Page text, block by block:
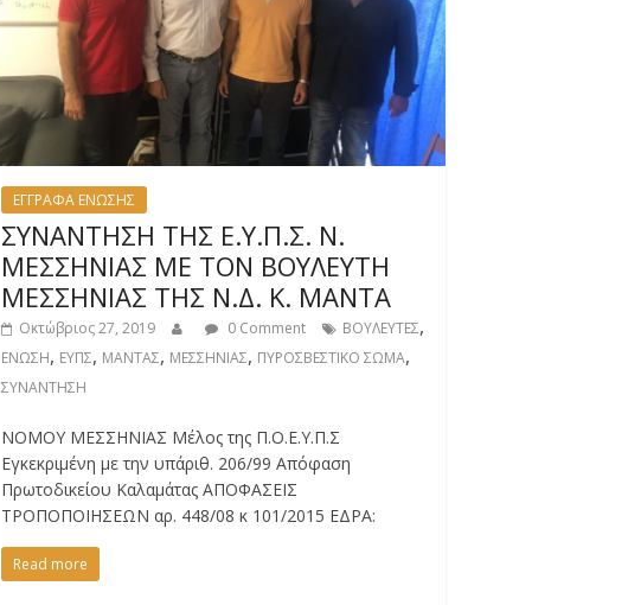
ΕΓΓΡΑΦΑ ΕΝΩΣΗΣ
ΣΥΝΑΝΤΗΣΗ ΤΗΣ Ε.Υ.Π.Σ. Ν.
ΜΕΣΣΗΝΙΑΣ ΜΕ ΤΟΝ ΒΟΥΛΕΥΤΗ
ΜΕΣΣΗΝΙΑΣ ΤΗΣ Ν.Δ. Κ. ΜΑΝΤΑ
Οκτώβριος 27, 2019 0 Comment ΒΟΥΛΕΥΤΕΣ,
ΕΝΩΣΗ, ΕΥΠΣ, ΜΑΝΤΑΣ, ΜΕΣΣΗΝΙΑΣ, ΠΥΡΟΣΒΕΣΤΙΚΟ ΣΩΜΑ,
ΣΥΝΑΝΤΗΣΗ
ΝΟΜΟΥ ΜΕΣΣΗΝΙΑΣ Μέλος της Π.Ο.Ε.Υ.Π.Σ
Εγκεκριμένη με την υπ΄αριθ. 206/99 Απόφαση
Πρωτοδικείου Καλαμάτας ΑΠΟΦΑΣΕΙΣ
ΤΡΟΠΟΠΟΙΗΣΕΩΝ αρ. 448/08 κ 101/2015 ΕΔΡΑ:
Read more